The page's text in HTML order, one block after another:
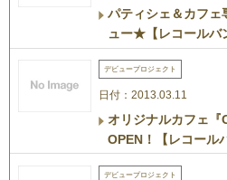
パティシェ＆カフ
ュー★【レコールバ
デビュープロジェクト
日付：2013.03.11
オリジナルカフェ
OPEN！【レコール
デビュープロジェクト